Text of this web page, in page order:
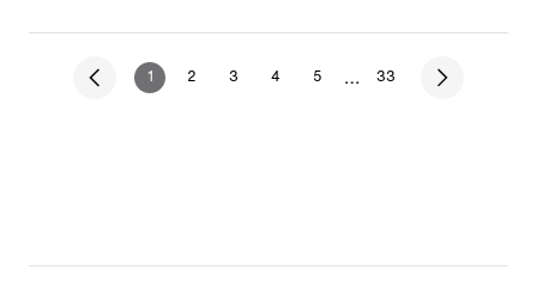
1 2 3 4 5 … 33